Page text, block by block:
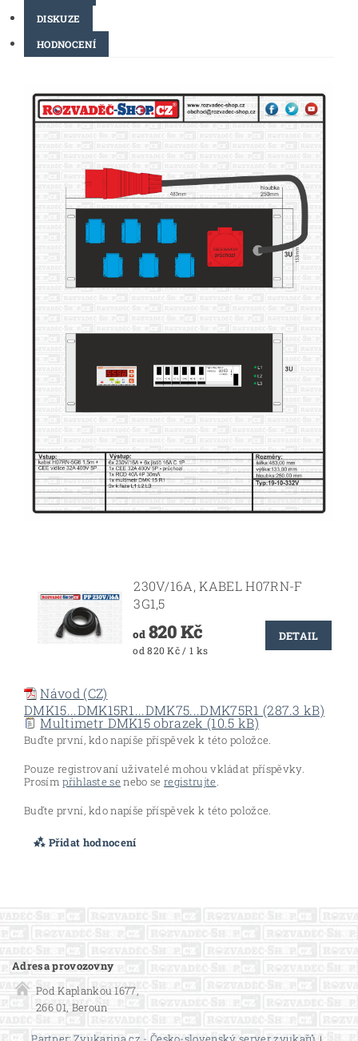
DISKUZE
HODNOCENÍ
230V/16A, KABEL H07RN-F
3G1,5
od820 Kč
od 820 Kč / 1 ks
DETAIL
Návod (CZ)
DMK15...DMK15R1...DMK75...DMK75R1 (287.3 kB)
Multimetr DMK15 obrazek (10.5 kB)
Buďte první, kdo napíše příspěvek k této položce.
Pouze registrovaní uživatelé mohou vkládat příspěvky.
Prosímpřihlaste se nebo se registrujte.
Buďte první, kdo napíše příspěvek k této položce.
Přidat hodnocení
Adresa provozovny
Pod Kaplankou 1677,
266 01, Beroun